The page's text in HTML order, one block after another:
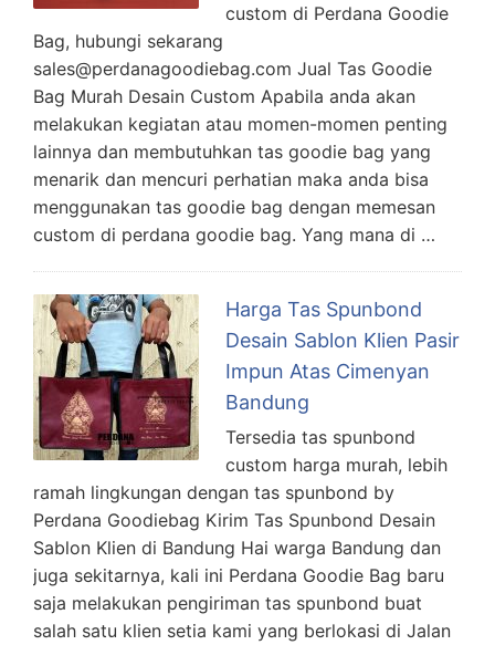
custom di Perdana Goodie
Bag, hubungi sekarang
sales@perdanagoodiebag.com Jual Tas Goodie
Bag Murah Desain Custom Apabila anda akan
melakukan kegiatan atau momen-momen penting
lainnya dan membutuhkan tas goodie bag yang
menarik dan mencuri perhatian maka anda bisa
menggunakan tas goodie bag dengan memesan
custom di perdana goodie bag. Yang mana di …
Harga Tas Spunbond
Desain Sablon Klien Pasir
Impun Atas Cimenyan
Bandung
Tersedia tas spunbond
custom harga murah, lebih
ramah lingkungan dengan tas spunbond by
Perdana Goodiebag Kirim Tas Spunbond Desain
Sablon Klien di Bandung Hai warga Bandung dan
juga sekitarnya, kali ini Perdana Goodie Bag baru
saja melakukan pengiriman tas spunbond buat
salah satu klien setia kami yang berlokasi di Jalan